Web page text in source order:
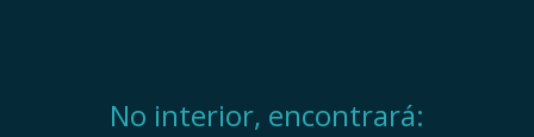
No interior, encontrará: